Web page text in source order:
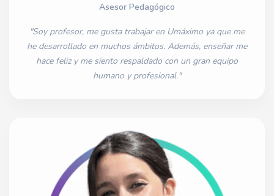
Asesor Pedagógico
"Soy profesor, me gusta trabajar en Umáximo ya que me
he desarrollado en muchos ámbitos. Además, enseñar me
hace feliz y me siento respaldado con un gran equipo
humano y profesional."